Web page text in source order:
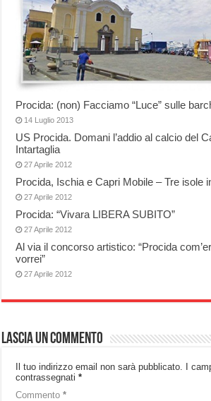
Procida: (non) Facciamo “Luce” sulle
14 Luglio 2013
US Procida. Domani l’addio al calcio del
Intartaglia
27 Aprile 2012
Procida, Ischia e Capri Mobile – Tre isole
27 Aprile 2012
Procida: “Vivara LIBERA SUBITO”
27 Aprile 2012
Al via il concorso artistico: “Procida
vorrei”
27 Aprile 2012
Lascia un commento
Il tuo indirizzo email non sarà pubblicato. I
contrassegnati*
Commento*